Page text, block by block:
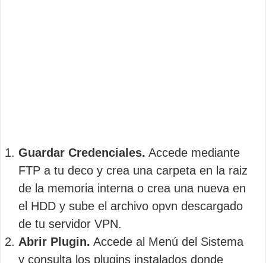
Guardar Credenciales. Accede mediante
FTP a tu deco y crea una carpeta en la raiz
de la memoria interna o crea una nueva en
el HDD y sube el archivo opvn descargado
de tu servidor VPN.
Abrir Plugin. Accede al Menú del Sistema
y consulta los plugins instalados donde